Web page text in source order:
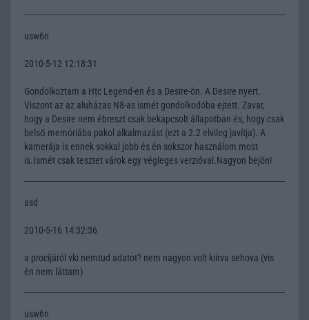
usw6n
2010-5-12 12:18:31
Gondolkoztam a Htc Legend-en és a Desire-ön. A Desire nyert.
Viszont az az aluházas N8-as ismét gondolkodóba ejtett. Zavar,
hogy a Desire nem ébreszt csak bekapcsolt állapotban és, hogy csak
belső memóriába pakol alkalmazást (ezt a 2.2 elvileg javítja). A
kamerája is ennek sokkal jobb és én sokszor használom most
is.Ismét csak tesztet várok egy végleges verzióval.Nagyon bejön!
asd
2010-5-16 14:32:36
a procijáról vki nemtud adatot? nem nagyon volt kiírva sehova (vis
én nem láttam)
usw6n